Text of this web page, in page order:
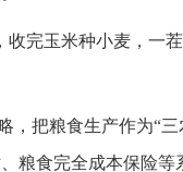
完玉米种小麦，一
，把粮食生产作为“
粮食完全成本保险等